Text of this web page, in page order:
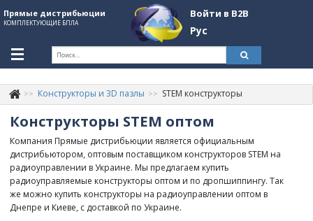
Прямые дистрибьюции
КОМПЛЕКТУЮЩИЕ БПЛА
Войти в B2B
Рус
+380507774092 Контакты
About Company
Обзоры
Категории
Конструкторы и 3D пазлы STEM конструкторы
Конструкторы STEM оптом
Компания Прямые дистрибьюции является официальным
дистрибьютором, оптовым поставщиком конструкторов STEM на
радиоуправлении в Украине. Мы предлагаем купить
радиоуправляемые конструкторы оптом и по дропшиппингу. Так
же можно купить конструкторы на радиоуправлении оптом в
Днепре и Киеве, с доставкой по Украине.